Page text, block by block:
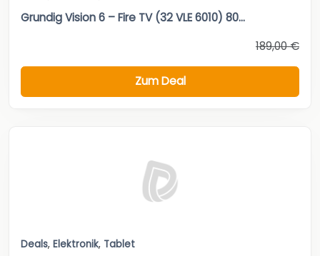
Grundig Vision 6 – Fire TV (32 VLE 6010) 80...
189,00 €
Zum Deal
Deals, Elektronik, Tablet